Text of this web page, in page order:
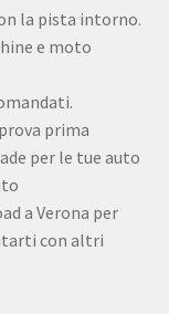
la pista intorno.
e moto
prima
per le tue auto
a Verona per
con altri